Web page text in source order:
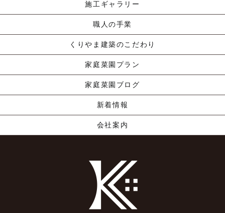
施工ギャラリー
職人の手業
くりやま建築のこだわり
家庭菜園プラン
家庭菜園ブログ
新着情報
会社案内